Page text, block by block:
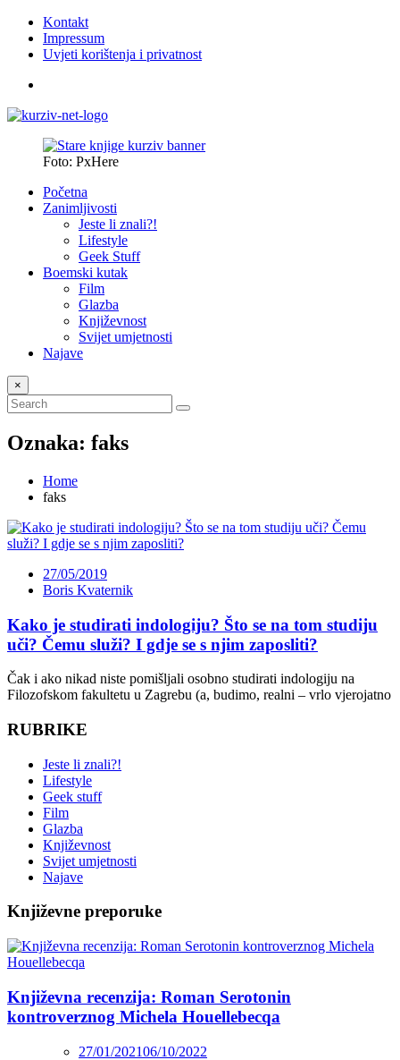
Kontakt
Impressum
Uvjeti korištenja i privatnost
Foto: PxHere
Početna
Zanimljivosti
Jeste li znali?!
Lifestyle
Geek Stuff
Boemski kutak
Film
Glazba
Književnost
Svijet umjetnosti
Najave
×
Oznaka: faks
Home
faks
27/05/2019
Boris Kvaternik
Kako je studirati indologiju? Što se na tom studiju
uči? Čemu služi? I gdje se s njim zaposliti?
Čak i ako nikad niste pomišljali osobno studirati indologiju na
Filozofskom fakultetu u Zagrebu (a, budimo, realni – vrlo vjerojatno
RUBRIKE
Jeste li znali?!
Lifestyle
Geek stuff
Film
Glazba
Književnost
Svijet umjetnosti
Najave
Književne preporuke
Književna recenzija: Roman Serotonin
kontroverznog Michela Houellebecqa
27/01/202106/10/2022